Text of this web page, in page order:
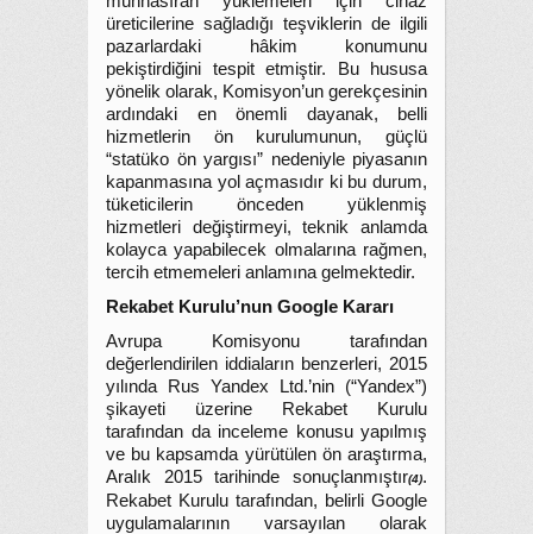
üreticilerine sağladığı teşviklerin de ilgili
pazarlardaki hâkim konumunu
pekiştirdiğini tespit etmiştir. Bu hususa
yönelik olarak, Komisyon’un gerekçesinin
ardındaki en önemli dayanak, belli
hizmetlerin ön kurulumunun, güçlü
“statüko ön yargısı” nedeniyle piyasanın
kapanmasına yol açmasıdır ki bu durum,
tüketicilerin önceden yüklenmiş
hizmetleri değiştirmeyi, teknik anlamda
kolayca yapabilecek olmalarına rağmen,
tercih etmemeleri anlamına gelmektedir.
Rekabet Kurulu’nun Google Kararı
Avrupa Komisyonu tarafından
değerlendirilen iddiaların benzerleri, 2015
yılında Rus Yandex Ltd.’nin (“Yandex”)
şikayeti üzerine Rekabet Kurulu
tarafından da inceleme konusu yapılmış
ve bu kapsamda yürütülen ön araştırma,
Aralık 2015 tarihinde sonuçlanmıştır(4).
Rekabet Kurulu tarafından, belirli Google
uygulamalarının varsayılan olarak